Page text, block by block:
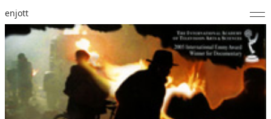
enjott
Home
Selected Works
Werkverzeichnis